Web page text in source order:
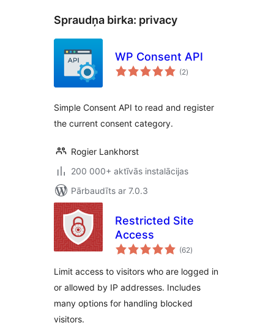
Spraudņa birka: privacy
WP Consent API
(2vērtējumu
kopsumma
)
Simple Consent API to read and register
the current consent category.
Rogier Lankhorst
200 000+ aktīvās instalācijas
Pārbaudīts ar 7.0.3
Restricted Site
Access
(62vērtējumu
kopsumma
)
Limit access to visitors who are logged in
or allowed by IP addresses. Includes
many options for handling blocked
visitors.